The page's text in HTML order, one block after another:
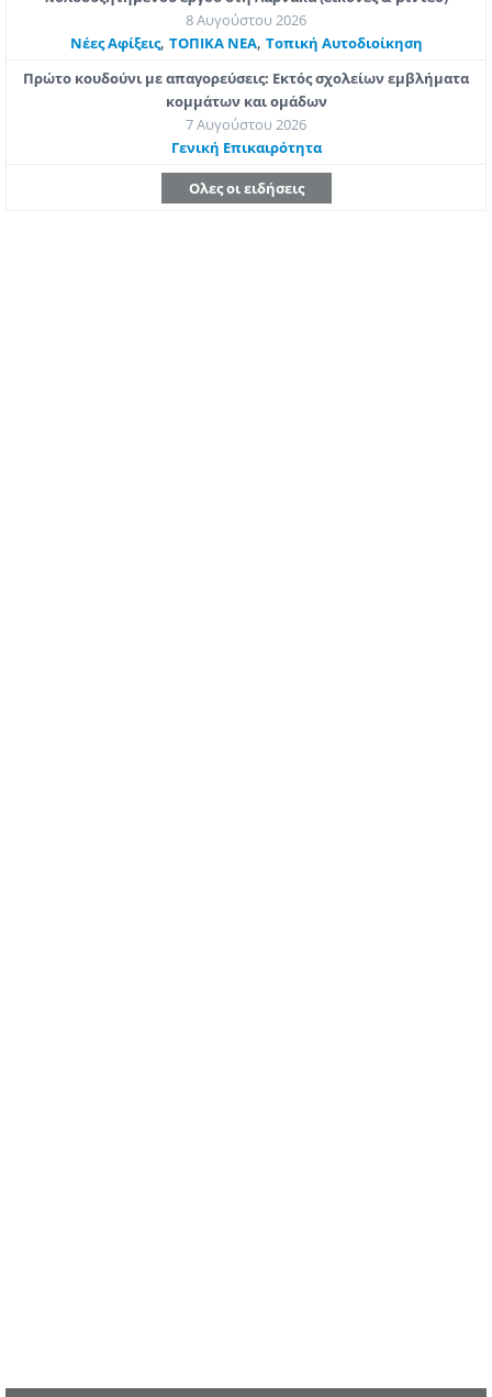
8 Αυγούστου 2026
Νέες Αφίξεις, ΤΟΠΙΚΑ ΝΕΑ, Τοπική Αυτοδιοίκηση
Πρώτο κουδούνι με απαγορεύσεις: Εκτός σχολείων εμβλήματα
κομμάτων και ομάδων
7 Αυγούστου 2026
Γενική Επικαιρότητα
Ολες οι ειδήσεις